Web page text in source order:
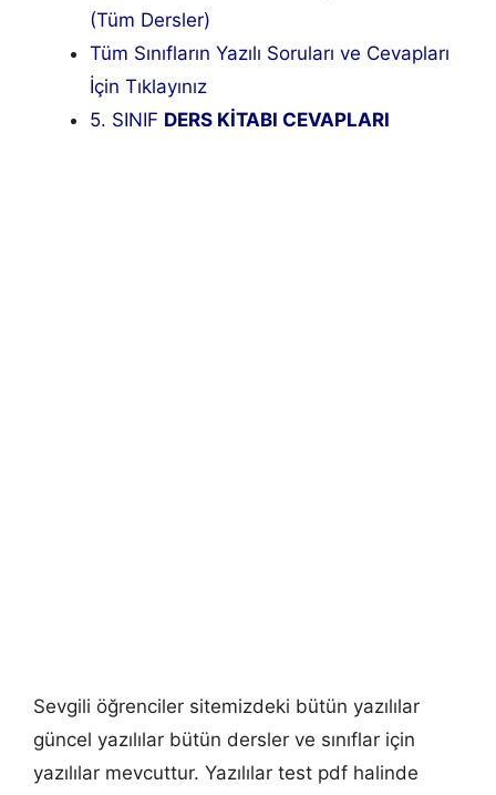
(Tüm Dersler)
Tüm Sınıfların Yazılı Soruları ve Cevapları
İçin Tıklayınız
5. SINIF DERS KİTABI CEVAPLARI
Sevgili öğrenciler sitemizdeki bütün yazılılar
güncel yazılılar bütün dersler ve sınıflar için
yazılılar mevcuttur. Yazılılar test pdf halinde